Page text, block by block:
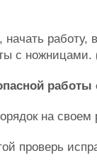
работу,
с ножницами.
на своем
проверь